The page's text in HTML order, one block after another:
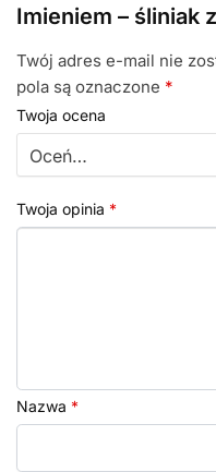
Imieniem – śliniak
Twój adres e-mail nie
pola są oznaczone *
Twoja ocena
Twoja opinia *
Nazwa *